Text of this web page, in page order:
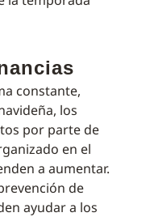
constante,
los
por parte de
en el
a aumentar.
de
ayudar a los